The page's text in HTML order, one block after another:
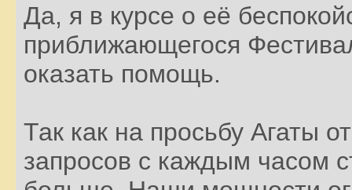
Да, я в курсе о её
приближающегося
оказать помощь.
Так как на просьбу Агаты
запросов с каждым часом